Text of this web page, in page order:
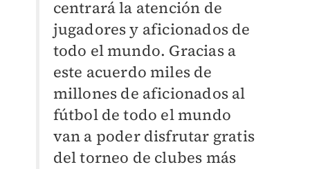
centrará la atención de
jugadores y aficionados de
todo el mundo. Gracias a
este acuerdo miles de
millones de aficionados al
fútbol de todo el mundo
van a poder disfrutar gratis
del torneo de clubes más